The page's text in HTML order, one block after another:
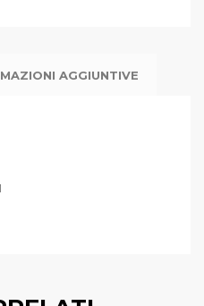
AGGIUNTIVE